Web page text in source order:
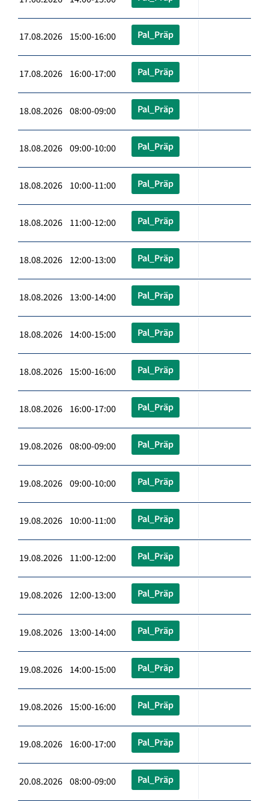
17.08.2026 15:00-16:00 Pal_Präp
17.08.2026 16:00-17:00 Pal_Präp
18.08.2026 08:00-09:00 Pal_Präp
18.08.2026 09:00-10:00 Pal_Präp
18.08.2026 10:00-11:00 Pal_Präp
18.08.2026 11:00-12:00 Pal_Präp
18.08.2026 12:00-13:00 Pal_Präp
18.08.2026 13:00-14:00 Pal_Präp
18.08.2026 14:00-15:00 Pal_Präp
18.08.2026 15:00-16:00 Pal_Präp
18.08.2026 16:00-17:00 Pal_Präp
19.08.2026 08:00-09:00 Pal_Präp
19.08.2026 09:00-10:00 Pal_Präp
19.08.2026 10:00-11:00 Pal_Präp
19.08.2026 11:00-12:00 Pal_Präp
19.08.2026 12:00-13:00 Pal_Präp
19.08.2026 13:00-14:00 Pal_Präp
19.08.2026 14:00-15:00 Pal_Präp
19.08.2026 15:00-16:00 Pal_Präp
19.08.2026 16:00-17:00 Pal_Präp
20.08.2026 08:00-09:00 Pal_Präp